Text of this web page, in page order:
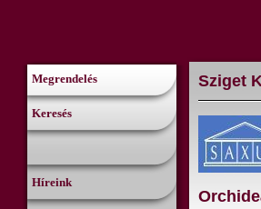
Megrendelés
Keresés
Híreink
Sziget